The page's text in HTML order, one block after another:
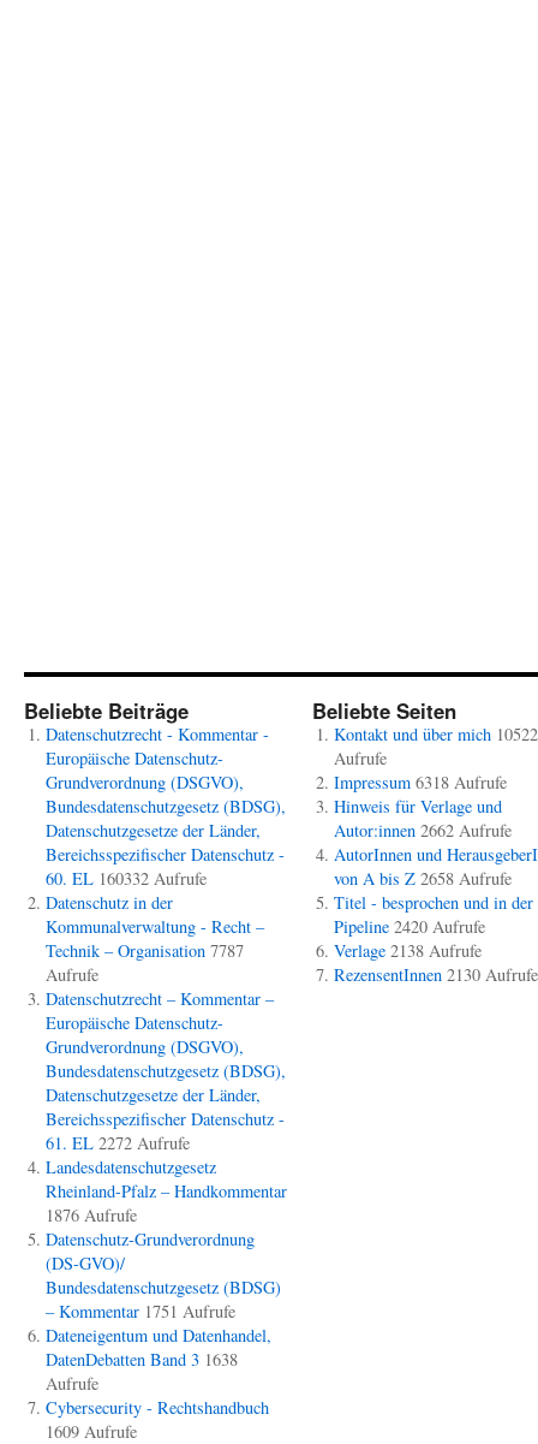
Beliebte Beiträge
Datenschutzrecht - Kommentar -
Europäische Datenschutz-
Grundverordnung (DSGVO),
Bundesdatenschutzgesetz (BDSG),
Datenschutzgesetze der Länder,
Bereichsspezifischer Datenschutz -
60. EL 160332 Aufrufe
Datenschutz in der
Kommunalverwaltung - Recht –
Technik – Organisation 7787
Aufrufe
Datenschutzrecht – Kommentar –
Europäische Datenschutz-
Grundverordnung (DSGVO),
Bundesdatenschutzgesetz (BDSG),
Datenschutzgesetze der Länder,
Bereichsspezifischer Datenschutz -
61. EL 2272 Aufrufe
Landesdatenschutzgesetz
Rheinland-Pfalz – Handkommentar
1876 Aufrufe
Datenschutz-Grundverordnung
(DS-GVO)/
Bundesdatenschutzgesetz (BDSG)
– Kommentar 1751 Aufrufe
Dateneigentum und Datenhandel,
DatenDebatten Band 3 1638
Aufrufe
Cybersecurity - Rechtshandbuch
1609 Aufrufe
Beliebte Seiten
Kontakt und über mich 10522
Aufrufe
Impressum 6318 Aufrufe
Hinweis für Verlage und
Autor:innen 2662 Aufrufe
AutorInnen und
von A bis Z 2658 Aufrufe
Titel - besprochen und in der
Pipeline 2420 Aufrufe
Verlage 2138 Aufrufe
RezensentInnen 2130 Aufrufe